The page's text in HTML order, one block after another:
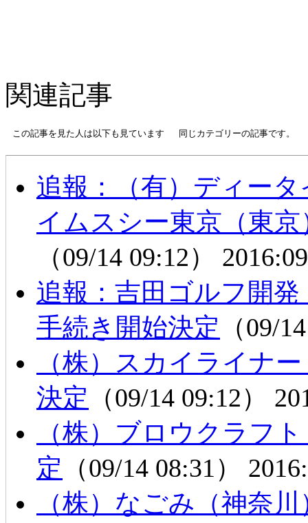
関連記事
この記事を見た人は以下も見ています 同じカテゴリーの記事です。
追報：（有）ディー
イムスシー東京（東
（09/14 09:12）
追報：吉田ゴルフ開
手続き開始決定 （09/
（株）スカイライナ
決定 （09/14 09:12）
（株）ブロウクラフ
定 （09/14 08:31）
（株）なごみ（神奈